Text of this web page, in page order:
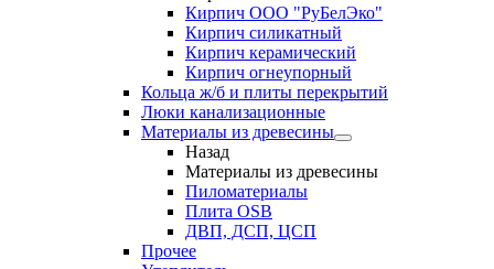
Кирпич ООО "РуБелЭко"
Кирпич силикатный
Кирпич керамический
Кирпич огнеупорный
Кольца ж/б и плиты перекрытий
Люки канализационные
Материалы из древесины
Назад
Материалы из древесины
Пиломатериалы
Плита OSB
ДВП, ДСП, ЦСП
Прочее